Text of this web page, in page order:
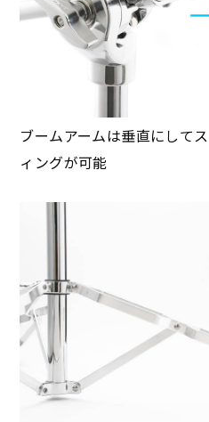
ブームアームは垂直にして
ィングが可能